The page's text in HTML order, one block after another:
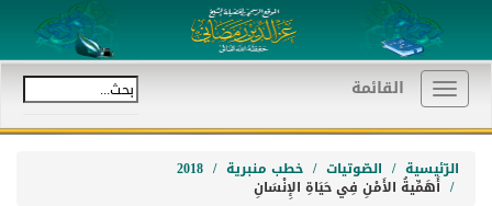
Toggle
navigation
القائمة
الرّئيسية الصّوتيات خطب منبرية 2018
أَهَمِّيةُ الأَمْنِ فِي حَيَاةِ الإِنْسَانِ